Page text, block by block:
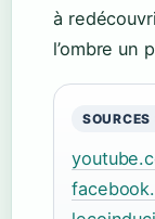
à
l’ombre un